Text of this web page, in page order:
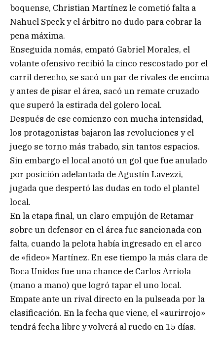
boquense, Christian Martínez le cometió falta a
Nahuel Speck y el árbitro no dudo para cobrar la
pena máxima.
Enseguida nomás, empató Gabriel Morales, el
volante ofensivo recibió la cinco rescostado por el
carril derecho, se sacó un par de rivales de encima
y antes de pisar el área, sacó un remate cruzado
que superó la estirada del golero local.
Después de ese comienzo con mucha intensidad,
los protagonistas bajaron las revoluciones y el
juego se torno más trabado, sin tantos espacios.
Sin embargo el local anotó un gol que fue anulado
por posición adelantada de Agustín Lavezzi,
jugada que despertó las dudas en todo el plantel
local.
En la etapa final, un claro empujón de Retamar
sobre un defensor en el área fue sancionada con
falta, cuando la pelota había ingresado en el arco
de «fideo» Martínez. En ese tiempo la más clara de
Boca Unidos fue una chance de Carlos Arriola
(mano a mano) que logró tapar el uno local.
Empate ante un rival directo en la pulseada por la
clasificación. En la fecha que viene, el «aurirrojo»
tendrá fecha libre y volverá al ruedo en 15 días.